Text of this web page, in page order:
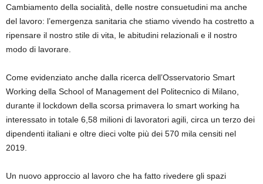
Cambiamento della socialità, delle nostre consuetudini ma anche
del lavoro: l’emergenza sanitaria che stiamo vivendo ha costretto a
ripensare il nostro stile di vita, le abitudini relazionali e il nostro
modo di lavorare.
Come evidenziato anche dalla ricerca dell’Osservatorio Smart
Working della School of Management del Politecnico di Milano,
durante il lockdown della scorsa primavera lo smart working ha
interessato in totale 6,58 milioni di lavoratori agili, circa un terzo dei
dipendenti italiani e oltre dieci volte più dei 570 mila censiti nel
2019.
Un nuovo approccio al lavoro che ha fatto rivedere gli spazi